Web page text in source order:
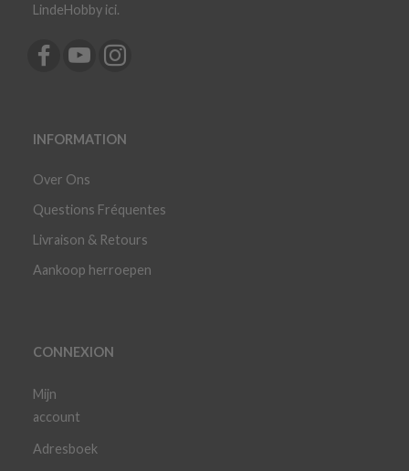
LindeHobby ici.
INFORMATION
Over Ons
Questions Fréquentes
Livraison & Retours
Aankoop herroepen
CONNEXION
Mijn
account
Adresboek